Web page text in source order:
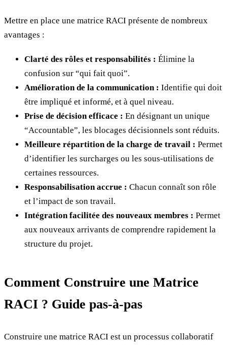
Mettre en place une matrice RACI présente de nombreux
avantages :
Clarté des rôles et responsabilités : Élimine la
confusion sur “qui fait quoi”.
Amélioration de la communication : Identifie qui doit
être impliqué et informé, et à quel niveau.
Prise de décision efficace : En désignant un unique
“Accountable”, les blocages décisionnels sont réduits.
Meilleure répartition de la charge de travail : Permet
d’identifier les surcharges ou les sous-utilisations de
certaines ressources.
Responsabilisation accrue : Chacun connaît son rôle
et l’impact de son travail.
Intégration facilitée des nouveaux membres : Permet
aux nouveaux arrivants de comprendre rapidement la
structure du projet.
Comment Construire une Matrice
RACI ? Guide pas-à-pas
Construire une matrice RACI est un processus collaboratif